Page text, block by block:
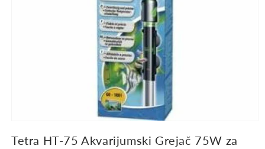
Tetra HT-75 Akvarijumski Grejač 75W za